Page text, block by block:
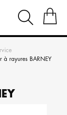
à rayures BARNEY